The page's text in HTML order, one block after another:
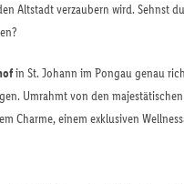
Altstadt verzaubern wird. Sehnst
in St. Johann im Pongau genau
Umrahmt von den
Charme, einem exklusiven